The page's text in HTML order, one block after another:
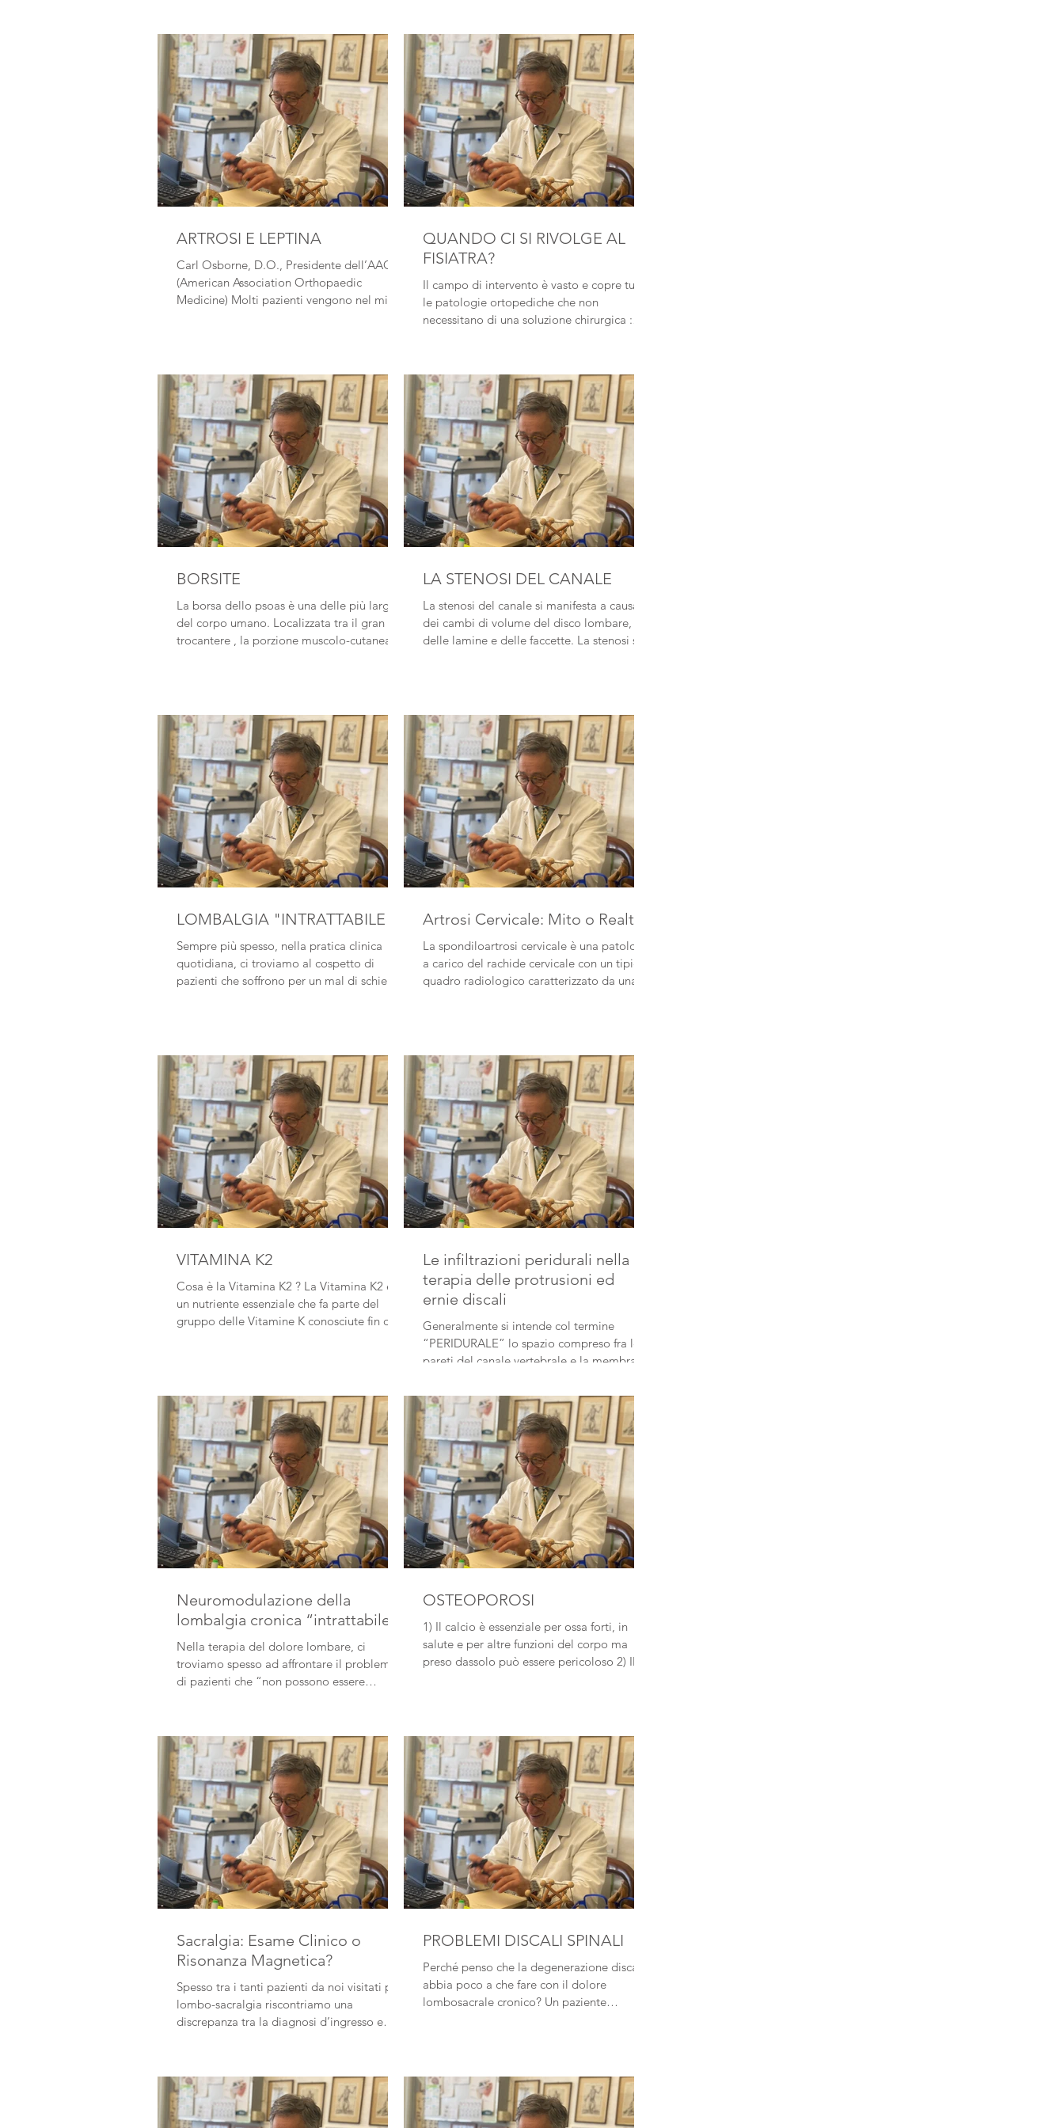
ARTROSI E LEPTINA
Carl Osborne, D.O., Presidente dell’AAOM
(American Association Orthopaedic
Medicine) Molti pazienti vengono nel mio
QUANDO CI SI RIVOLGE AL
FISIATRA?
Il campo di intervento è vasto e copre tutte
le patologie ortopediche che non
necessitano di una soluzione chirurgica :
BORSITE
La borsa dello psoas è una delle più larghe
del corpo umano. Localizzata tra il gran
trocantere , la porzione muscolo-cutanea
LA STENOSI DEL CANALE
La stenosi del canale si manifesta a causa
dei cambi di volume del disco lombare,
delle lamine e delle faccette. La stenosi si...
LOMBALGIA "INTRATTABILE"
Sempre più spesso, nella pratica clinica
quotidiana, ci troviamo al cospetto di
pazienti che soffrono per un mal di schiena
Artrosi Cervicale: Mito o Realtà?
La spondiloartrosi cervicale è una patologia
a carico del rachide cervicale con un tipico
quadro radiologico caratterizzato da una...
VITAMINA K2
Cosa è la Vitamina K2 ? La Vitamina K2 è
un nutriente essenziale che fa parte del
gruppo delle Vitamine K conosciute fin dal
Le infiltrazioni peridurali nella
terapia delle protrusioni ed
ernie discali
Generalmente si intende col termine
“PERIDURALE” lo spazio compreso fra le
pareti del canale vertebrale e la membrana
Neuromodulazione della
lombalgia cronica “intrattabile”
Nella terapia del dolore lombare, ci
troviamo spesso ad affrontare il problema
di pazienti che “non possono essere
OSTEOPOROSI
1) Il calcio è essenziale per ossa forti, in
salute e per altre funzioni del corpo ma
preso dassolo può essere pericoloso 2) Il...
Sacralgia: Esame Clinico o
Risonanza Magnetica?
Spesso tra i tanti pazienti da noi visitati per
lombo-sacralgia riscontriamo una
discrepanza tra la diagnosi d’ingresso e
PROBLEMI DISCALI SPINALI
Perché penso che la degenerazione discale
abbia poco a che fare con il dolore
lombosacrale cronico? Un paziente